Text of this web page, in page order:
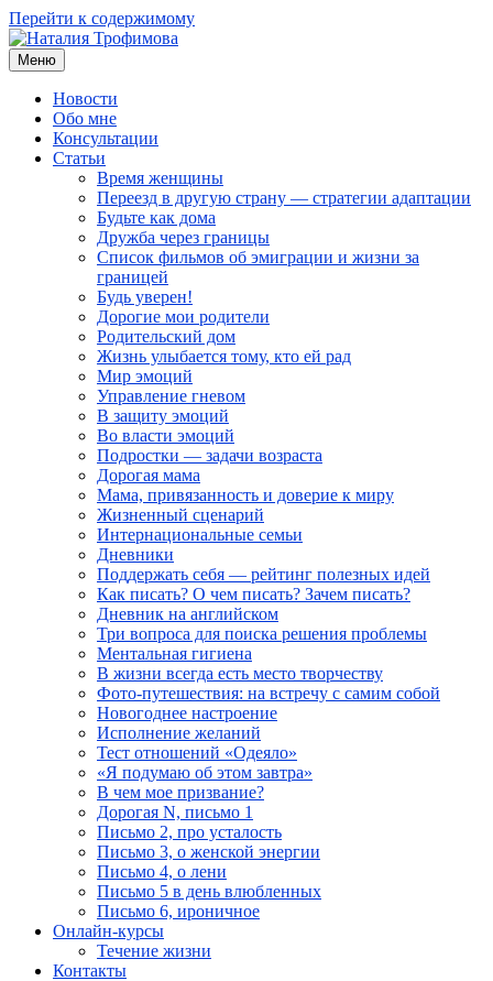
Перейти к содержимому
Наталия Трофимова
Психолог онлайн
Меню
Новости
Обо мне
Консультации
Статьи
Время женщины
Переезд в другую страну — стратегии адаптации
Будьте как дома
Дружба через границы
Список фильмов об эмиграции и жизни за
границей
Будь уверен!
Дорогие мои родители
Родительский дом
Жизнь улыбается тому, кто ей рад
Мир эмоций
Управление гневом
В защиту эмоций
Во власти эмоций
Подростки — задачи возраста
Дорогая мама
Мама, привязанность и доверие к миру
Жизненный сценарий
Интернациональные семьи
Дневники
Поддержать себя — рейтинг полезных идей
Как писать? О чем писать? Зачем писать?
Дневник на английском
Три вопроса для поиска решения проблемы
Ментальная гигиена
В жизни всегда есть место творчеству
Фото-путешествия: на встречу с самим собой
Новогоднее настроение
Исполнение желаний
Тест отношений «Одеяло»
«Я подумаю об этом завтра»
В чем мое призвание?
Дорогая N, письмо 1
Письмо 2, про усталость
Письмо 3, о женской энергии
Письмо 4, о лени
Письмо 5 в день влюбленных
Письмо 6, ироничное
Онлайн-курсы
Течение жизни
Контакты